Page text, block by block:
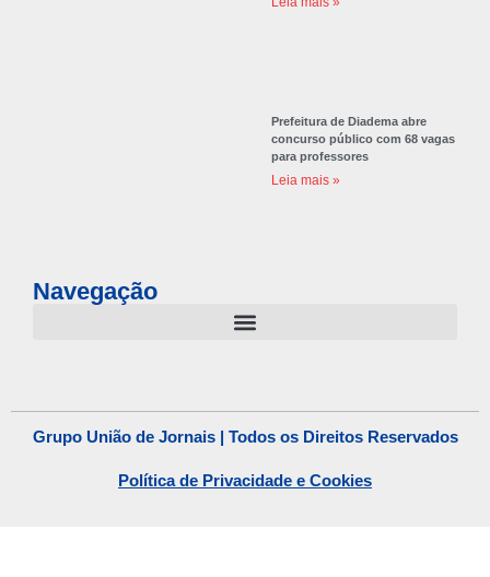
Prefeitura de Diadema abre
concurso público com 68 vagas
para professores
Leia mais »
Navegação
Grupo União de Jornais | Todos os Direitos Reservados
Política de Privacidade e Cookies